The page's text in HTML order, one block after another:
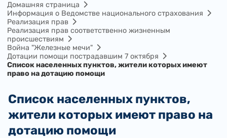
Домашняя страница
Информация о Ведомстве национального страхования
Реализация прав
Реализация прав соответственно жизненным
происшествиям
Война "Железные мечи"
Дотации помощи пострадавшим 7 октября
Список населенных пунктов, жители которых имеют
право на дотацию помощи
Список населенных пунктов,
жители которых имеют право на
дотацию помощи